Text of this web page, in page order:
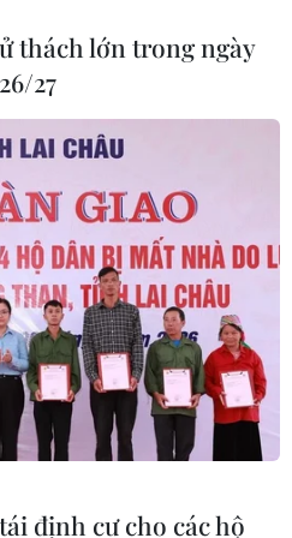
vật liệu
"hút" đầu tư
xuất tại
thoại giữa
thách lớn trong ngày
27
định cư cho các hộ